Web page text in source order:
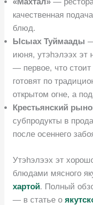
качественная
блюд.
Ысыах Туймаады
июня, утэhэлээх эт
— первое, что стоит
готовят по
открытом огне, а
Крестьянский
субпродукты в
после осеннего
Утэhэлээх эт
блюдами мясного
хартой. Полный
— в статье о